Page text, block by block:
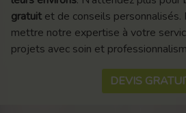
gratuit et de conseils
mettre notre expertise à votre
projets avec soin et
DEVIS